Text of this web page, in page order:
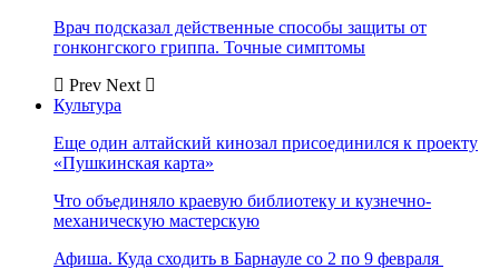
Врач подсказал действенные способы защиты от
гонконгского гриппа. Точные симптомы
Prev Next
Культура
Еще один алтайский кинозал присоединился к проекту
«Пушкинская карта»
Что объединяло краевую библиотеку и кузнечно-
механическую мастерскую
Афиша. Куда сходить в Барнауле со 2 по 9 февраля